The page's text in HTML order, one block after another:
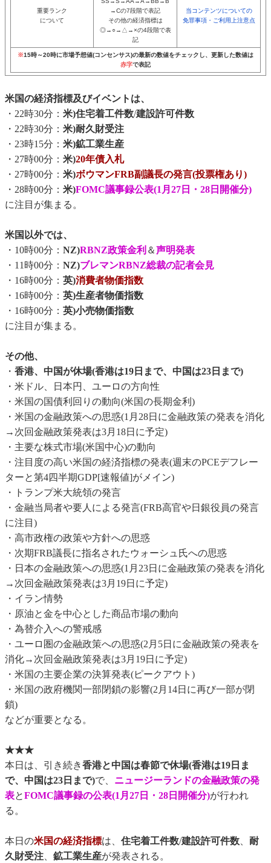
重要ランク
について
→Cの7段階で表記
その他の経済指標は
◎→○→△→×の4段階で表
記
当コンテンツについての
免罪事項・ご利用上注意点
※15時～20時に市場予想値(コンセンサス)の最新の数値をチェックし、更新した数値は
赤字で表記
米国の経済指標及びイベントは、
・22時30分： 米)住宅着工件数/建設許可件数
・22時30分： 米)耐久財受注
・23時15分： 米)鉱工業生産
・27時00分： 米)20年債入札
・27時00分： 米)ボウマンFRB副議長の発言(投票権あり)
・28時00分： 米)FOMC議事録公表(1月27日・28日開催分)
に注目が集まる。
米国以外では、
・10時00分： NZ)RBNZ政策金利 ＆声明発表
・11時00分： NZ)ブレマンRBNZ総裁の記者会見
・16時00分： 英)消費者物価指数
・16時00分： 英)生産者物価指数
・16時00分： 英)小売物価指数
に注目が集まる。
その他、
・ 香港、中国が休場(香港は19日まで、中国は23日まで)
・米ドル、日本円、ユーロの方向性
・米国の国債利回りの動向(米国の長期金利)
・米国の金融政策への思惑(1月28日に金融政策の発表を消化
→次回金融政策発表は3月18日に予定)
・主要な株式市場(米国中心)の動向
・注目度の高い米国の経済指標の発表(週末のPCEデフレー
ターと第4四半期GDP[速報値]がメイン)
・トランプ米大統領の発言
・金融当局者や要人による発言(FRB高官や日銀役員の発言
に注目)
・高市政権の政策や方針への思惑
・次期FRB議長に指名されたウォーシュ氏への思惑
・日本の金融政策への思惑(1月23日に金融政策の発表を消化
→次回金融政策発表は3月19日に予定)
・イラン情勢
・原油と金を中心とした商品市場の動向
・為替介入への警戒感
・ユーロ圏の金融政策への思惑(2月5日に金融政策の発表を
消化→次回金融政策発表は3月19日に予定)
・米国の主要企業の決算発表(ピークアウト)
・米国の政府機関一部閉鎖の影響(2月14日に再び一部が閉
鎖)
などが重要となる。
★★★
本日は、引き続き香港と中国は春節で休場(香港は19日ま
で、中国は23日まで)で、 ニュージーランドの金融政策の発
表とFOMC議事録の公表(1月27日・28日開催分)が行われ
る。
本日の米国の経済指標は、 住宅着工件数/建設許可件数、 耐
久財受注、 鉱工業生産が発表される。